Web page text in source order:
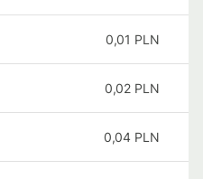
0,01 PLN
0,02 PLN
0,04 PLN